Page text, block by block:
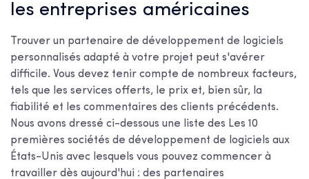
les entreprises américaines
Trouver un partenaire de développement de logiciels
personnalisés adapté à votre projet peut s'avérer
difficile. Vous devez tenir compte de nombreux facteurs,
tels que les services offerts, le prix et, bien sûr, la
fiabilité et les commentaires des clients précédents.
Nous avons dressé ci-dessous une liste des Les 10
premières sociétés de développement de logiciels aux
États-Unis avec lesquels vous pouvez commencer à
travailler dès aujourd'hui : des partenaires